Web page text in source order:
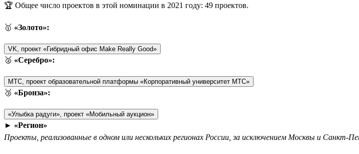
🏆 Общее число проектов в этой номинации в 2021 году: 49 проектов.
🥇 «Золото»:
VK, проект «Гибридный офис Make Really Good»
🥈 «Серебро»:
МТС, проект образовательной платформы «Корпоративный университет МТС»
🥉 «Бронза»:
«Улыбка радуги», проект «Мобильный аукцион»
► «Регион»
Проекты, реализованные в одном или нескольких регионах России, за исключением Москвы и Санкт-